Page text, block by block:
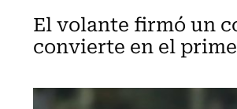
El volante firmó un
convierte en el